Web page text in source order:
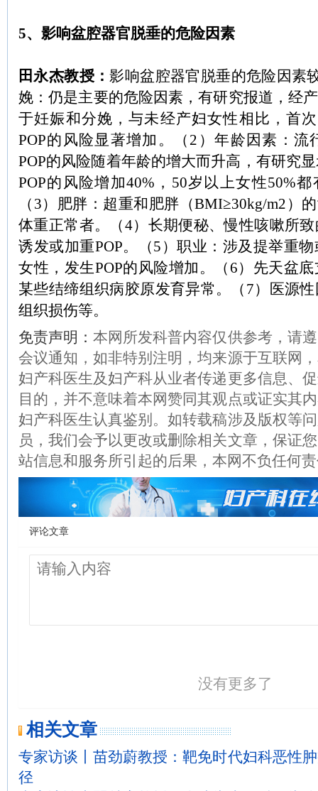
5、影响盆腔器官脱垂的危险因素
田永杰教授：影响盆腔器官脱垂的危险因素
娩：仍是主要的危险因素，有研究报道，经
于妊娠和分娩，与未经产妇女性相比，首
POP的风险显著增加。（ 2 ）年龄因素：流
POP的风险随着年龄的增大而升高，有研究
POP的风险增加40% ， 50岁以上女性50%都
（ 3）肥胖：超重和肥胖（BMI≥30kg/m2 ）
体重正常者。（4）长期便秘、慢性咳嗽所
诱发或加重POP。（5 ）职业：涉及提举重
女性，发生POP的风险增加。（ 6）先天盆
某些结缔组织病胶原发育异常。（ 7）医源
组织损伤等。
免责声明：本网所发科普内容仅供参考，请
会议通知，如非特别注明，均来源于互联网
妇产科医生及妇产科从业者传递更多信息、
目的，并不意味着本网赞同其观点或证实其
妇产科医生认真鉴别。如转载稿涉及版权等
员，我们会予以更改或删除相关文章，保证
站信息和服务所引起的后果，本网不负任何
评论文章
没有更多了
相关文章
专家访谈丨苗劲蔚教授：靶免时代妇科恶性
径